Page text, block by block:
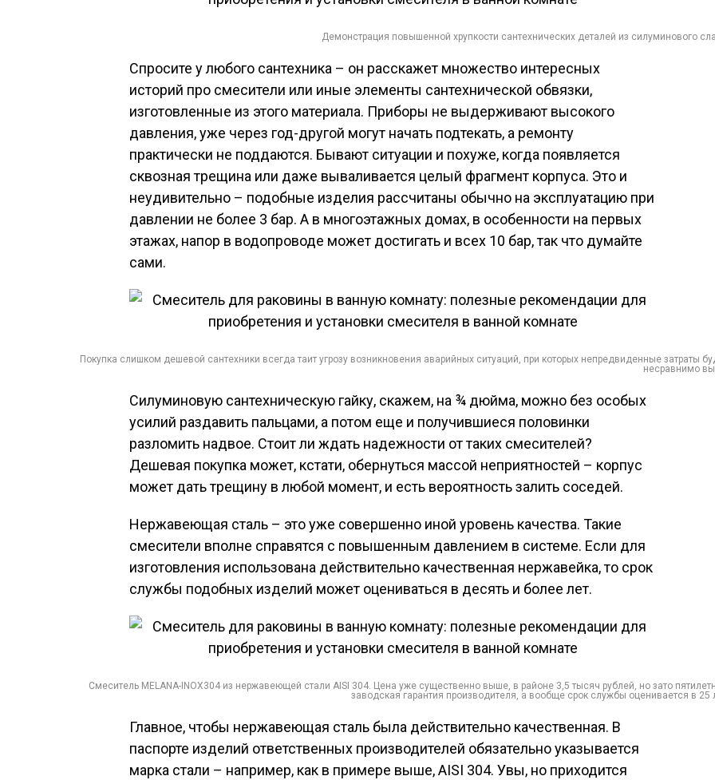
Демонстрация повышенной хрупкости сантехнических деталей из силуминового
Спросите у любого сантехника – он расскажет множество интересных
историй про смесители или иные элементы сантехнической обвязки,
изготовленные из этого материала. Приборы не выдерживают высокого
давления, уже через год-другой могут начать подтекать, а ремонту
практически не поддаются. Бывают ситуации и похуже, когда появляется
сквозная трещина или даже вываливается целый фрагмент корпуса. Это и
неудивительно – подобные изделия рассчитаны обычно на эксплуатацию при
давлении не более 3 бар. А в многоэтажных домах, в особенности на первых
этажах, напор в водопроводе может достигать и всех 10 бар, так что думайте
сами.
Покупка слишком дешевой сантехники всегда таит угрозу возникновения аварийных ситуаций, при которых непредвиденные затраты
несравнимо
Силуминовую сантехническую гайку, скажем, на ¾ дюйма, можно без особых
усилий раздавить пальцами, а потом еще и получившиеся половинки
разломить надвое. Стоит ли ждать надежности от таких смесителей?
Дешевая покупка может, кстати, обернуться массой неприятностей – корпус
может дать трещину в любой момент, и есть вероятность залить соседей.
Нержавеющая сталь – это уже совершенно иной уровень качества. Такие
смесители вполне справятся с повышенным давлением в системе. Если для
изготовления использована действительно качественная нержавейка, то срок
службы подобных изделий может оцениваться в десять и более лет.
Смеситель MELANA-INOX304 из нержавеющей стали AISI 304. Цена уже существенно выше, в районе 3,5 тысяч рублей, но зато
заводская гарантия производителя, а вообще срок службы оценивается в 25
Главное, чтобы нержавеющая сталь была действительно качественная. В
паспорте изделий ответственных производителей обязательно указывается
марка стали – например, как в примере выше, AISI 304. Увы, но приходится